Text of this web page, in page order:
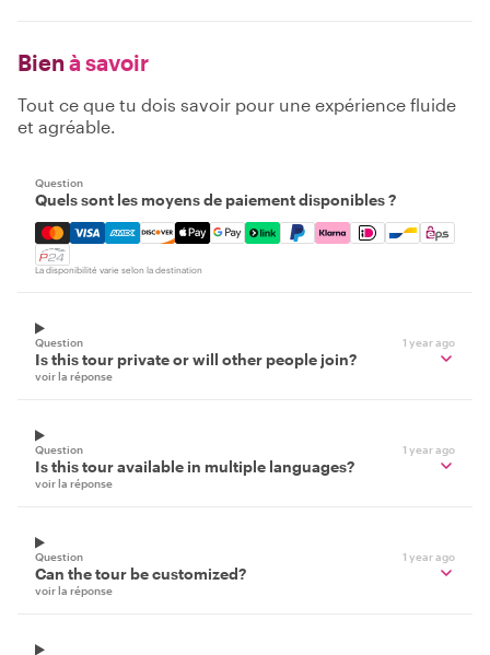
Bien à savoir
Tout ce que tu dois savoir pour une expérience fluide
et agréable.
Question
Quels sont les moyens de paiement disponibles ?
Mastercard, Visa, Amex, Discover, Apple Pay, Google
La disponibilité varie selon la destination
Question 1 year ago
Is this tour private or will other people join?
voir la réponse
Question 1 year ago
Is this tour available in multiple languages?
voir la réponse
Question 1 year ago
Can the tour be customized?
voir la réponse